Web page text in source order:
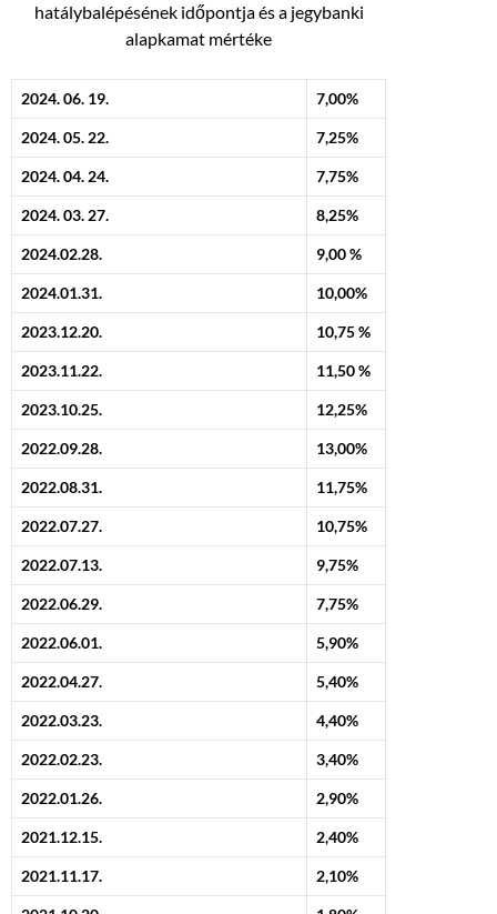
hatálybalépésének időpontja és a jegybanki
alapkamat mértéke
2024. 06. 19. 7,00%
2024. 05. 22. 7,25%
2024. 04. 24. 7,75%
2024. 03. 27. 8,25%
2024.02.28. 9,00 %
2024.01.31. 10,00%
2023.12.20. 10,75 %
2023.11.22. 11,50 %
2023.10.25. 12,25%
2022.09.28. 13,00%
2022.08.31. 11,75%
2022.07.27. 10,75%
2022.07.13. 9,75%
2022.06.29. 7,75%
2022.06.01. 5,90%
2022.04.27. 5,40%
2022.03.23. 4,40%
2022.02.23. 3,40%
2022.01.26. 2,90%
2021.12.15. 2,40%
2021.11.17. 2,10%